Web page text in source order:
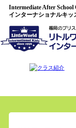
Intermediate After
インターナショナルキッ